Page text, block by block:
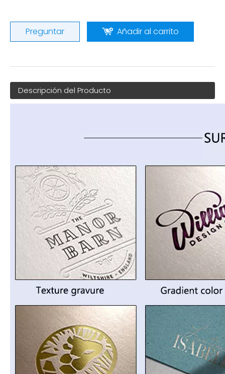
Preguntar Añadir al carrito
Descripción del Producto